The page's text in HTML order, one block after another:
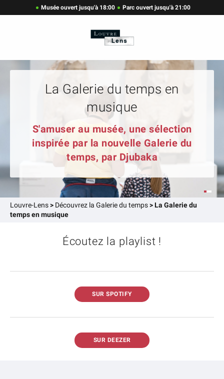
Musée ouvert jusqu'à 18:00 Parc ouvert jusqu'à 21:00
La Galerie du temps en
musique
S'amuser au musée, une sélection
inspirée par la nouvelle Galerie du
temps, par Djubaka
Louvre-Lens> Découvrez la Galerie du temps>La Galerie du
temps en musique
Écoutez la playlist !
SUR SPOTIFY
SUR DEEZER